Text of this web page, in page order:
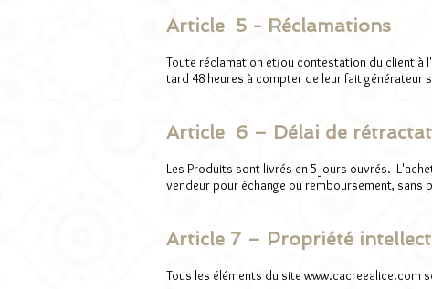
Article 5 - Réclamations
Toute réclamation et/ou contestation du client à
tard 48 heures à compter de leur fait générateur
Article 6 – Délai de
Les Produits sont livrés en 5 jours ouvrés.
vendeur pour échange ou remboursement,
Article 7 – Propriété
Tous les éléments du sitewww.cacreealice.com